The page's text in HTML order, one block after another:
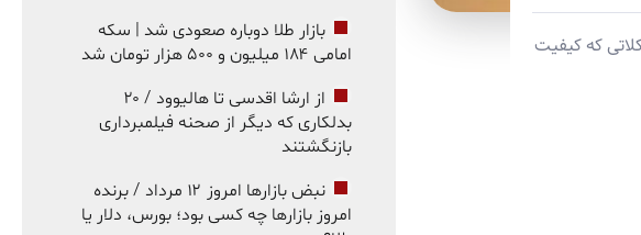
که کیفیت
بازار طلا دوباره صعودی شد | سکه
امامی ۱۸۴ میلیون و ۵۰۰ هزار تومان شد
از ارشا اقدسی تا هالیوود / ۲۰
بدلکاری که دیگر از صحنه فیلمبرداری
بازنگشتند
نبض بازارها امروز ۱۲ مرداد / برنده
امروز بازارها چه کسی بود؛ بورس، دلار یا